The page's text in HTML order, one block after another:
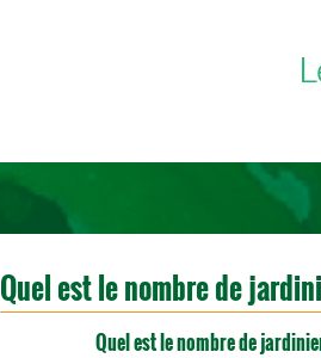
Quel est le nombre de
Quel est le nombre de